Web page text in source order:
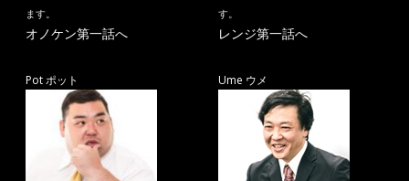
ます。
オノケン第一話へ
す。
レンジ第一話へ
Pot ポット Ume ウメ